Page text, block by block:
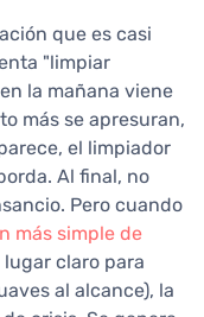
que es casi
"limpiar
la mañana viene
más se apresuran,
el limpiador
Al final, no
Pero cuando
más simple de
lugar claro para
al alcance), la